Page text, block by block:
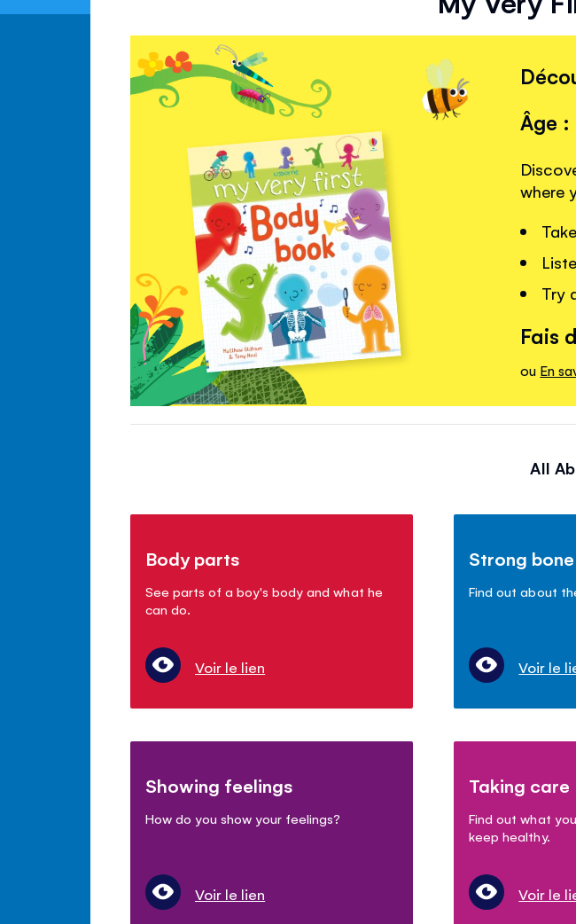
Âge :
where
Try
Fais
ou En
All
Body parts
See parts of a boy's body and what he
can do.
Voir le lien
Strong
Find out about
Voir le
Showing feelings
How do you show your feelings?
Voir le lien
Taking
Find out what
keep healthy.
Voir le